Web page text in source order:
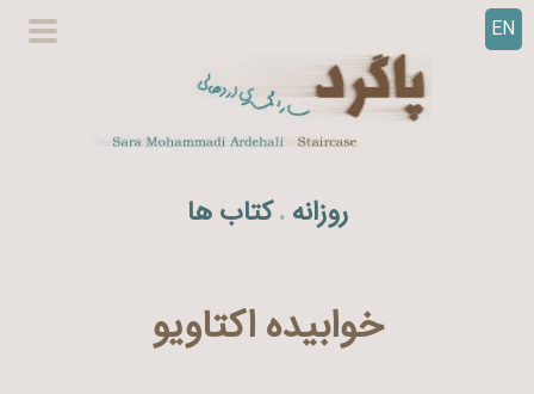
EN
روزانه . کتاب ها
خوابیده اکتاویو